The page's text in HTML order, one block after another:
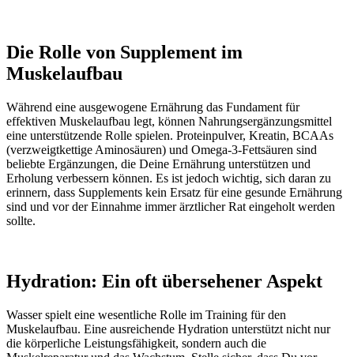
Die Rolle von Supplement im
Muskelaufbau
Während eine ausgewogene Ernährung das Fundament für
effektiven Muskelaufbau legt, können Nahrungsergänzungsmittel
eine unterstützende Rolle spielen. Proteinpulver, Kreatin, BCAAs
(verzweigtkettige Aminosäuren) und Omega-3-Fettsäuren sind
beliebte Ergänzungen, die Deine Ernährung unterstützen und
Erholung verbessern können. Es ist jedoch wichtig, sich daran zu
erinnern, dass Supplements kein Ersatz für eine gesunde Ernährung
sind und vor der Einnahme immer ärztlicher Rat eingeholt werden
sollte.
Hydration: Ein oft übersehener Aspekt
Wasser spielt eine wesentliche Rolle im Training für den
Muskelaufbau. Eine ausreichende Hydration unterstützt nicht nur
die körperliche Leistungsfähigkeit, sondern auch die